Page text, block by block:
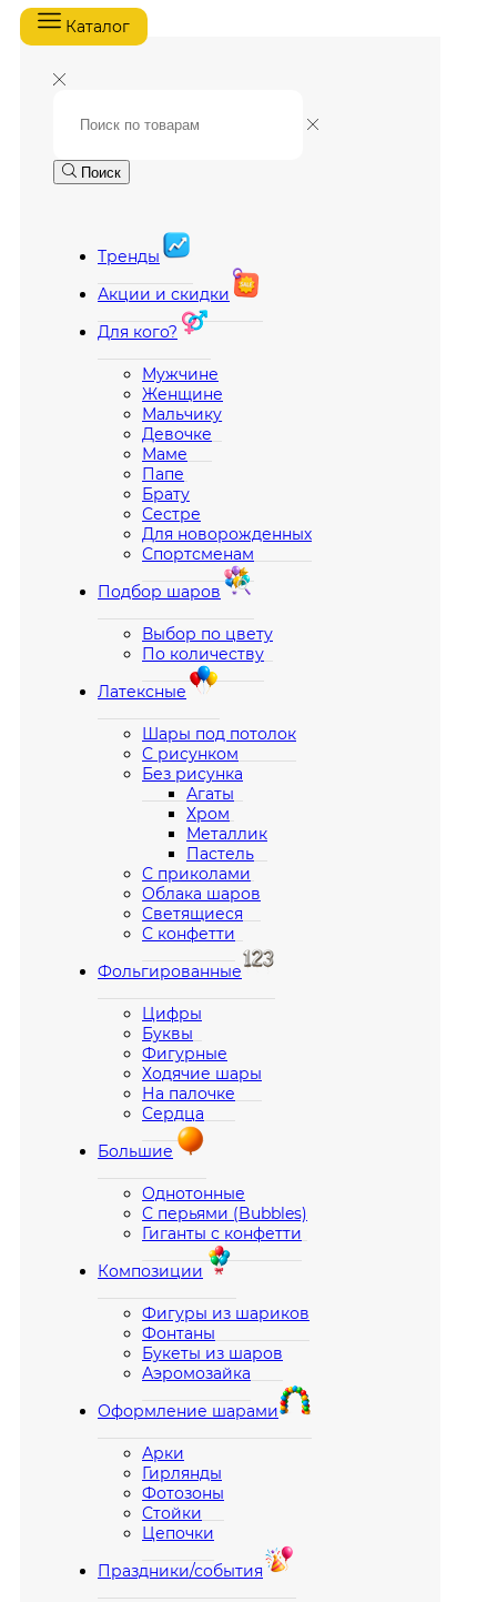
Каталог
Поиск
Тренды
Акции и скидки
Для кого?
Мужчине
Женщине
Мальчику
Девочке
Маме
Папе
Брату
Сестре
Для новорожденных
Спортсменам
Подбор шаров
Выбор по цвету
По количеству
Латексные
Шары под потолок
С рисунком
Без рисунка
Агаты
Хром
Металлик
Пастель
С приколами
Облака шаров
Светящиеся
С конфетти
Фольгированные
Цифры
Буквы
Фигурные
Ходячие шары
На палочке
Сердца
Большие
Однотонные
С перьями (Bubbles)
Гиганты с конфетти
Композиции
Фигуры из шариков
Фонтаны
Букеты из шаров
Аэромозайка
Оформление шарами
Арки
Гирлянды
Фотозоны
Стойки
Цепочки
Праздники/события